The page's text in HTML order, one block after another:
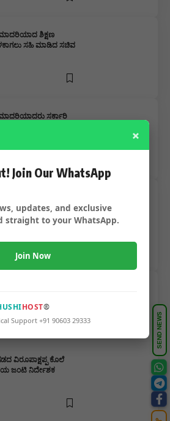
ಶಿಕ್ಷಣ
ಸಹಿ ಮಾಡಿದ ಸಚಿವ
ಸರ್ಕಾರಿ
ಸಾಮಾಜಿಕ
ಸಲಾಂ…..
ಮಾನವ ಕನ್ನಡ ಶತಶೃಂಗ
ಶೈಲಜಾ ಸಮಾಜ ಸೇವಕಿ
ಸಮಾಜ ಸೇವಾ ಕನ್ನಡ ರತ್ನ
ವೈರಲ್…..
ವಿರೂಪಾಕ್ಷಪ್ಪ ಕೊಲೆ
ಜಂಟಿ ನಿರ್ದೇಶಕ
SEND NEWS
×
Join Our WhatsApp
updates, and exclusive
straight to your WhatsApp.
Join Now
HOST®
Support +91 90603 29333